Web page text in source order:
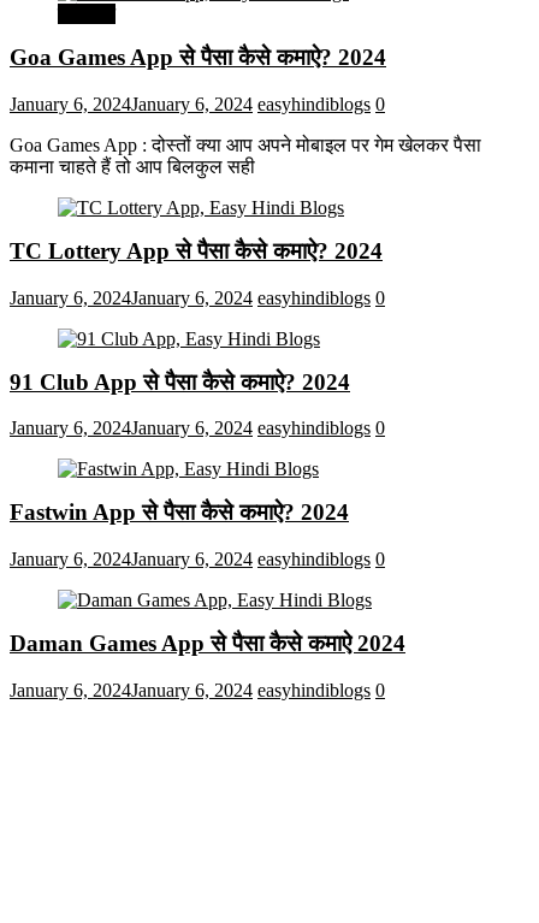
Goa Games App से पैसा कैसे कमाऐ? 2024
January 6, 2024January 6, 2024 easyhindiblogs 0
Goa Games App : दोस्तों क्या आप अपने मोबाइल पर गेम खेलकर पैसा
कमाना चाहते हैं तो आप बिलकुल सही
TC Lottery App से पैसा कैसे कमाऐ? 2024
January 6, 2024January 6, 2024 easyhindiblogs 0
91 Club App से पैसा कैसे कमाऐ? 2024
January 6, 2024January 6, 2024 easyhindiblogs 0
Fastwin App से पैसा कैसे कमाऐ? 2024
January 6, 2024January 6, 2024 easyhindiblogs 0
Daman Games App से पैसा कैसे कमाऐ 2024
January 6, 2024January 6, 2024 easyhindiblogs 0